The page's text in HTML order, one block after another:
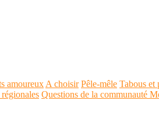
amoureux A choisir Pêle-mêle Tabous et
Questions de la communauté